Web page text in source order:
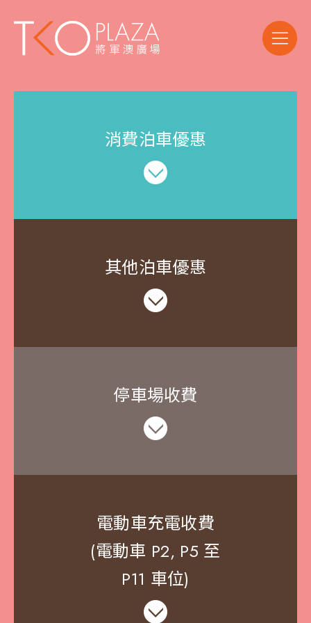
消費泊車優惠
其他泊車優惠
停車場收費
電動車充電收費
(電動車 P2, P5 至
P11 車位)